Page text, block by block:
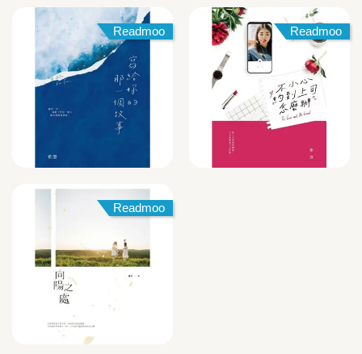
Readmoo Readmoo
Readmoo